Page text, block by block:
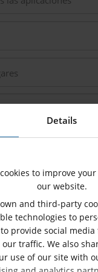
Details
to improve
our website.
and third-party
technologies to
provide social
our traffic. We also
use of our site with
Reajustar
filtros
automática